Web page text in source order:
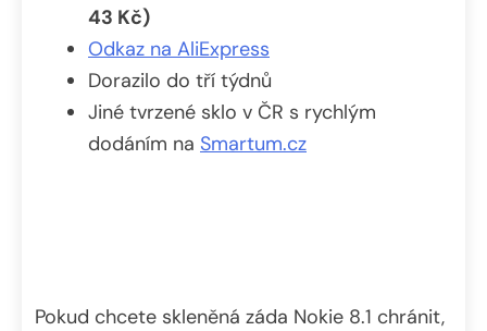
43 Kč)
Odkaz na AliExpress
Dorazilo do tří týdnů
Jiné tvrzené sklo v ČR s rychlým
dodáním na Smartum.cz
Pokud chcete skleněná záda Nokie 8.1 chránit,